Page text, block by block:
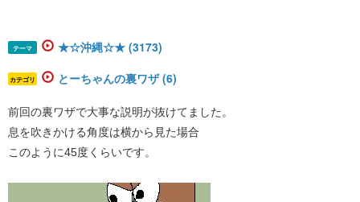
テーマ ★☆沖縄☆★ (3173)
カテゴリ とーちゃんの裏ワザ (6)
前回の裏ワザで大事な説明が抜けてました。
息を吹きかける角度は横から見た場合
このように45度くらいです。